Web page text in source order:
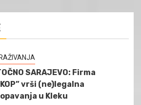
SARAJEVO: Firma
vrši (ne)legalna
u Kleku